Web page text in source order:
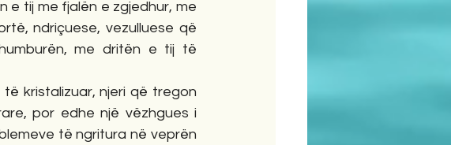
e tij me fjalën e zgjedhur, me
ndriçuese, vezulluese që
me dritën e tij të
kristalizuar, njeri që tregon
por edhe një vëzhgues i
të ngritura në veprën